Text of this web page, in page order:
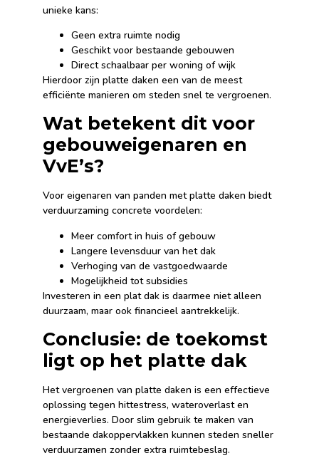
unieke kans:
Geen extra ruimte nodig
Geschikt voor bestaande gebouwen
Direct schaalbaar per woning of wijk
Hierdoor zijn platte daken een van de meest
efficiënte manieren om steden snel te vergroenen.
Wat betekent dit voor
gebouweigenaren en
VvE’s?
Voor eigenaren van panden met platte daken biedt
verduurzaming concrete voordelen:
Meer comfort in huis of gebouw
Langere levensduur van het dak
Verhoging van de vastgoedwaarde
Mogelijkheid tot subsidies
Investeren in een plat dak is daarmee niet alleen
duurzaam, maar ook financieel aantrekkelijk.
Conclusie: de toekomst
ligt op het platte dak
Het vergroenen van platte daken is een effectieve
oplossing tegen hittestress, wateroverlast en
energieverlies. Door slim gebruik te maken van
bestaande dakoppervlakken kunnen steden sneller
verduurzamen zonder extra ruimtebeslag.